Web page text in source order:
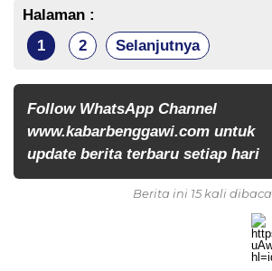
Halaman :
1
2 Selanjutnya
Follow WhatsApp Channel
www.kabarbenggawi.com untuk
update berita terbaru setiap hari
Berita ini 15 kali dibaca